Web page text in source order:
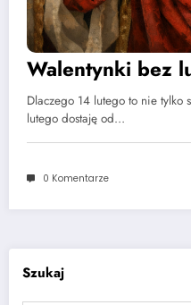
Walentynki bez
Dlaczego 14 lutego to nie tylko
lutego dostaję od…
0 Komentarze
Szukaj